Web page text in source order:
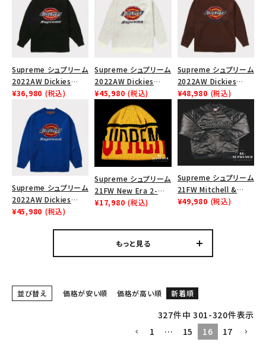
Supreme シュプリーム
2022AW Dickies
Sweater ディッキーズ
¥36,980 (税込)
Supreme シュプリーム
2022AW Dickies
Sweater ディッキーズ
セーター ホワイト
¥45,980 (税込)
Supreme シュプリーム
2022AW Dickies
Sweater ディッキーズ
セーター ブラウン
¥48,980 (税込)
Supreme シュプリーム
2022AW Dickies
Sweater ディッキーズ
¥45,980 (税込)
Supreme シュプリーム
21FW New Era 2-
Tone Logo Beanie
¥17,980 (税込)
Supreme シュプリーム
21FW Mitchell &
Ness Sequin Logo
ット ブラック
¥49,980 (税込)
もっと見る
並び替え 価格が安い順 価格が高い順 新着順
327件中 301-320件表示
1
… 15 16 17